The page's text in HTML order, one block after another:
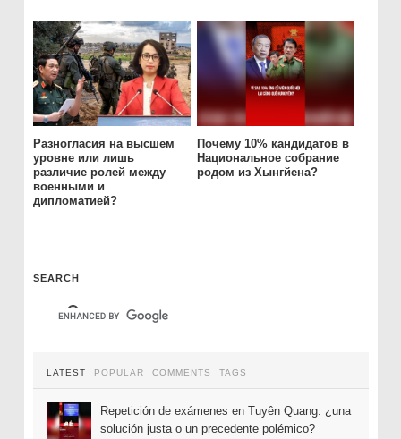
Разногласия на высшем
уровне или лишь
различие ролей между
военными и
дипломатией?
Почему 10% кандидатов в
Национальное собрание
родом из Хынгйена?
SEARCH
LATEST POPULAR COMMENTS TAGS
Repetición de exámenes en Tuyên Quang: ¿una
solución justa o un precedente polémico?